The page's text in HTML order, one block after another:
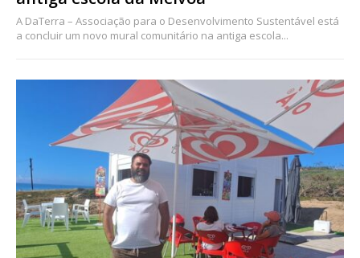
A DaTerra – Associação para o Desenvolvimento Sustentável está
a concluir um novo mural comunitário na antiga escola...